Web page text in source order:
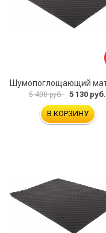
5 400 руб. 5 130 руб.
В КОРЗИНУ